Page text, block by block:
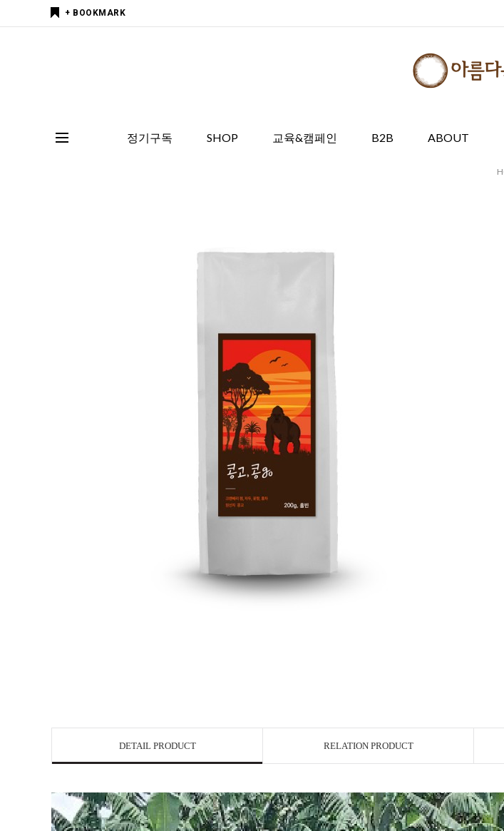
+ BOOKMARK
정기구독 SHOP 교육&캠페인 B2B ABOUT
DETAIL PRODUCT RELATION PRODUCT